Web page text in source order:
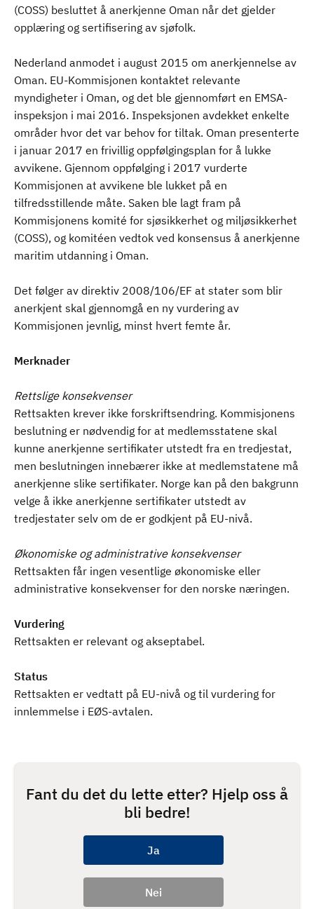
(COSS) besluttet å anerkjenne Oman når det gjelder
opplæring og sertifisering av sjøfolk.
Nederland anmodet i august 2015 om anerkjennelse av
Oman. EU-Kommisjonen kontaktet relevante
myndigheter i Oman, og det ble gjennomført en EMSA-
inspeksjon i mai 2016. Inspeksjonen avdekket enkelte
områder hvor det var behov for tiltak. Oman presenterte
i januar 2017 en frivillig oppfølgingsplan for å lukke
avvikene. Gjennom oppfølging i 2017 vurderte
Kommisjonen at avvikene ble lukket på en
tilfredsstillende måte. Saken ble lagt fram på
Kommisjonens komité for sjøsikkerhet og miljøsikkerhet
(COSS), og komitéen vedtok ved konsensus å anerkjenne
maritim utdanning i Oman.
Det følger av direktiv 2008/106/EF at stater som blir
anerkjent skal gjennomgå en ny vurdering av
Kommisjonen jevnlig, minst hvert femte år.
Merknader
Rettslige konsekvenser
Rettsakten krever ikke forskriftsendring. Kommisjonens
beslutning er nødvendig for at medlemsstatene skal
kunne anerkjenne sertifikater utstedt fra en tredjestat,
men beslutningen innebærer ikke at medlemstatene må
anerkjenne slike sertifikater. Norge kan på den bakgrunn
velge å ikke anerkjenne sertifikater utstedt av
tredjestater selv om de er godkjent på EU-nivå.
Økonomiske og administrative konsekvenser
Rettsakten får ingen vesentlige økonomiske eller
administrative konsekvenser for den norske næringen.
Vurdering
Rettsakten er relevant og akseptabel.
Status
Rettsakten er vedtatt på EU-nivå og til vurdering for
innlemmelse i EØS-avtalen.
Fant du det du lette etter? Hjelp oss å
bli bedre!